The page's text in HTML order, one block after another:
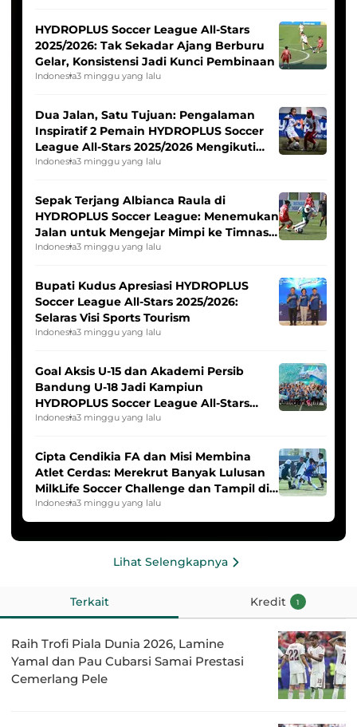
HYDROPLUS Soccer League All-Stars
2025/2026: Tak Sekadar Ajang Berburu
Gelar, Konsistensi Jadi Kunci Pembinaan
Indonesia3 minggu yang lalu
Dua Jalan, Satu Tujuan: Pengalaman
Inspiratif 2 Pemain HYDROPLUS Soccer
League All-Stars 2025/2026 Mengikuti
Seleksi Timnas Indonesia Putri
Indonesia3 minggu yang lalu
Sepak Terjang Albianca Raula di
HYDROPLUS Soccer League: Menemukan
Jalan untuk Mengejar Mimpi ke Timnas
Indonesia Putri
Indonesia3 minggu yang lalu
Bupati Kudus Apresiasi HYDROPLUS
Soccer League All-Stars 2025/2026:
Selaras Visi Sports Tourism
Indonesia3 minggu yang lalu
Goal Aksis U-15 dan Akademi Persib
Bandung U-18 Jadi Kampiun
HYDROPLUS Soccer League All-Stars
2025/2026
Indonesia3 minggu yang lalu
Cipta Cendikia FA dan Misi Membina
Atlet Cerdas: Merekrut Banyak Lulusan
MilkLife Soccer Challenge dan Tampil di
HYDROPLUS Soccer League
Indonesia3 minggu yang lalu
Lihat Selengkapnya
Terkait Kredit 1
Raih Trofi Piala Dunia 2026, Lamine
Yamal dan Pau Cubarsi Samai Prestasi
Cemerlang Pele